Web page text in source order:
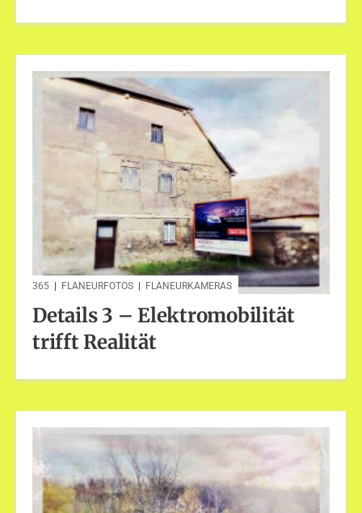
365 FLANEURFOTOS FLANEURKAMERAS
Details 3 – Elektromobilität
trifft Realität